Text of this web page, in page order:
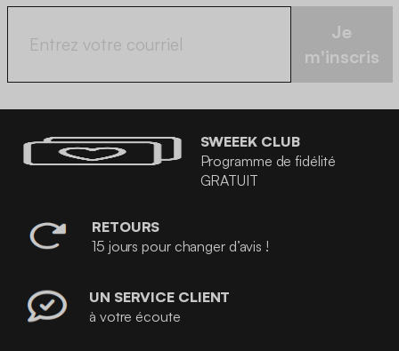
Je
m'inscris
SWEEEK CLUB
Programme de fidélité
GRATUIT
RETOURS
15 jours pour changer d’avis !
UN SERVICE CLIENT
à votre écoute